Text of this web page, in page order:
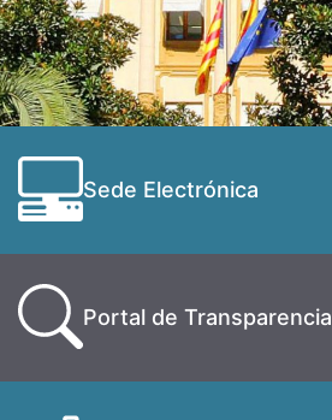
Sede Electrónica
Portal de Transparencia